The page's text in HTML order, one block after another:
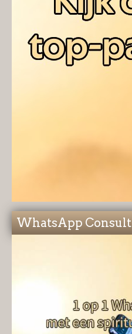
WhatsApp Consult